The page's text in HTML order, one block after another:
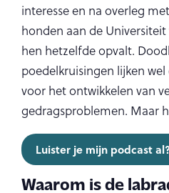
interesse en na overleg
honden aan de
hen hetzelfde opvalt.
poedelkruisingen lijken
voor het ontwikkelen van
gedragsproblemen. Maar
Luister je mijn podcast
Waarom is de